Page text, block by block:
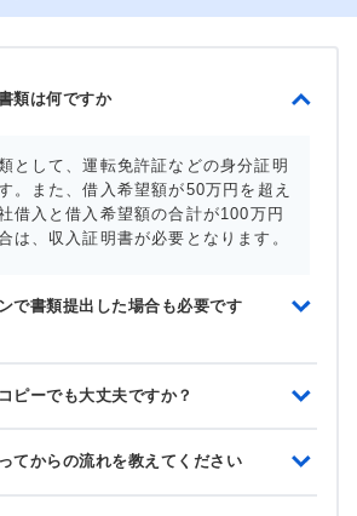
類は何ですか
として、運転免許証などの身分証明
。また、借入希望額が50万円を超え
借入と借入希望額の合計が100万円
は、収入証明書が必要となります。
で書類提出した場合も必要です
ピーでも大丈夫ですか？
てからの流れを教えてください